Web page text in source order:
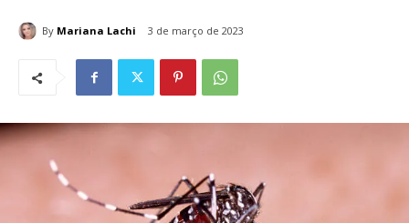
By Mariana Lachi 3 de março de 2023